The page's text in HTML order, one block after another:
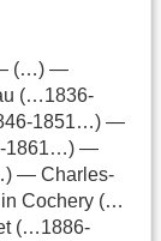
— (…) —
(…1836-
1851…) —
1861…) —
— Charles-
Cochery (…
(…1886-